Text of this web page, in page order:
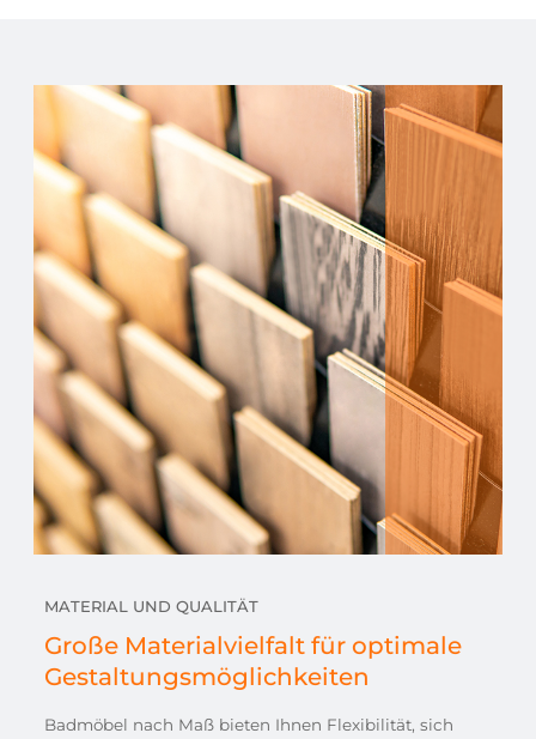
MATERIAL UND QUALITÄT
Große Materialvielfalt für optimale
Gestaltungsmöglichkeiten
Badmöbel nach Maß bieten Ihnen Flexibilität, sich